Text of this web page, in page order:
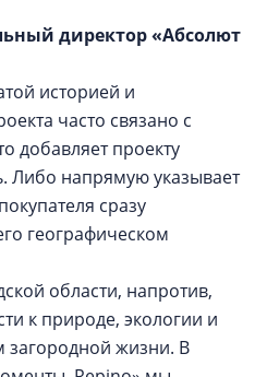
директор «Абсолют
историей и
часто связано с
добавляет проекту
Либо напрямую указывает
сразу
географическом
области, напротив,
к природе, экологии и
загородной жизни. В